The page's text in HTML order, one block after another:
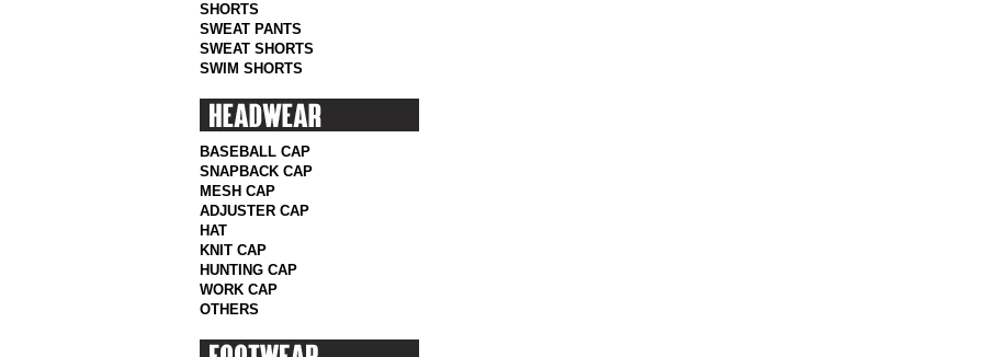
SHORTS
SWEAT PANTS
SWEAT SHORTS
SWIM SHORTS
BASEBALL CAP
SNAPBACK CAP
MESH CAP
ADJUSTER CAP
HAT
KNIT CAP
HUNTING CAP
WORK CAP
OTHERS